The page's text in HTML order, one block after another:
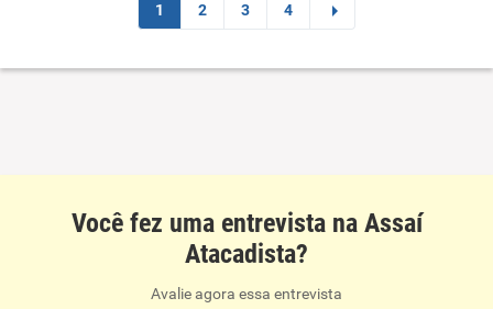
1 2 3 4
Você fez uma entrevista na Assaí
Atacadista?
Avalie agora essa entrevista